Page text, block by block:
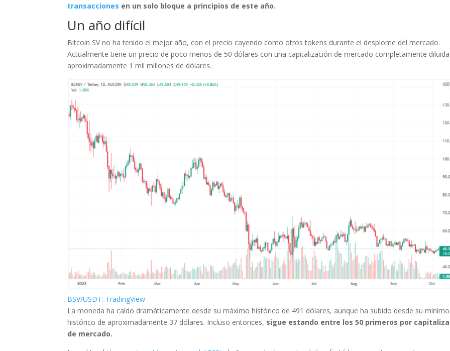
transacciones en un solo bloque a principios de este año.
Un año difícil
Bitcoin SV no ha tenido el mejor año, con el precio cayendo como otros tokens durante el desplome del mercado.
Actualmente tiene un precio de poco menos de 50 dólares con una capitalización de mercado completamente
aproximadamente 1 mil millones de dólares.
BSV/USDT: TradingView
La moneda ha caído dramáticamente desde su máximo histórico de 491 dólares, aunque ha subido desde su mínimo
histórico de aproximadamente 37 dólares. Incluso entonces, sigue estando entre los 50 primeros por
de mercado.